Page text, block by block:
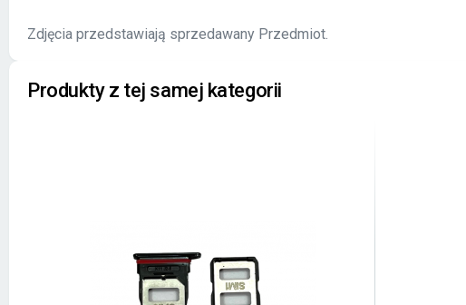
Zdjęcia przedstawiają sprzedawany Przedmiot.
Produkty z tej samej kategorii